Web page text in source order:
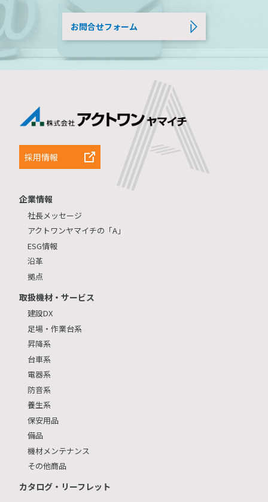
お問合せフォーム
採用情報
企業情報
社長メッセージ
アクトワンヤマイチの「A」
ESG情報
沿革
拠点
取扱機材・サービス
建設DX
足場・作業台系
昇降系
台車系
電器系
防音系
養生系
保安用品
備品
機材メンテナンス
その他商品
カタログ・リーフレット